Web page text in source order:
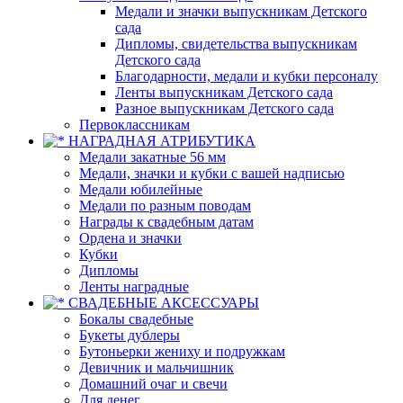
Медали и значки выпускникам Детского
сада
Дипломы, свидетельства выпускникам
Детского сада
Благодарности, медали и кубки персоналу
Ленты выпускникам Детского сада
Разное выпускникам Детского сада
Первоклассникам
НАГРАДНАЯ АТРИБУТИКА
Медали закатные 56 мм
Медали, значки и кубки с вашей надписью
Медали юбилейные
Медали по разным поводам
Награды к свадебным датам
Ордена и значки
Кубки
Дипломы
Ленты наградные
СВАДЕБНЫЕ АКСЕССУАРЫ
Бокалы свадебные
Букеты дублеры
Бутоньерки жениху и подружкам
Девичник и мальчишник
Домашний очаг и свечи
Для денег